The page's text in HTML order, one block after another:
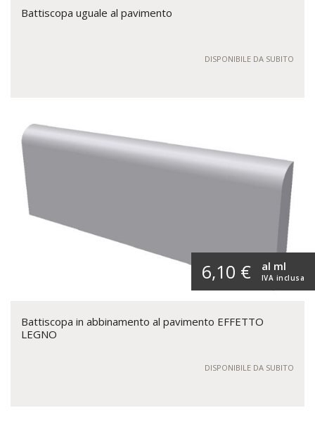
Battiscopa uguale al pavimento
DISPONIBILE DA SUBITO
6,10 € IVA inclusa
al ml
Battiscopa in abbinamento al pavimento EFFETTO
LEGNO
DISPONIBILE DA SUBITO